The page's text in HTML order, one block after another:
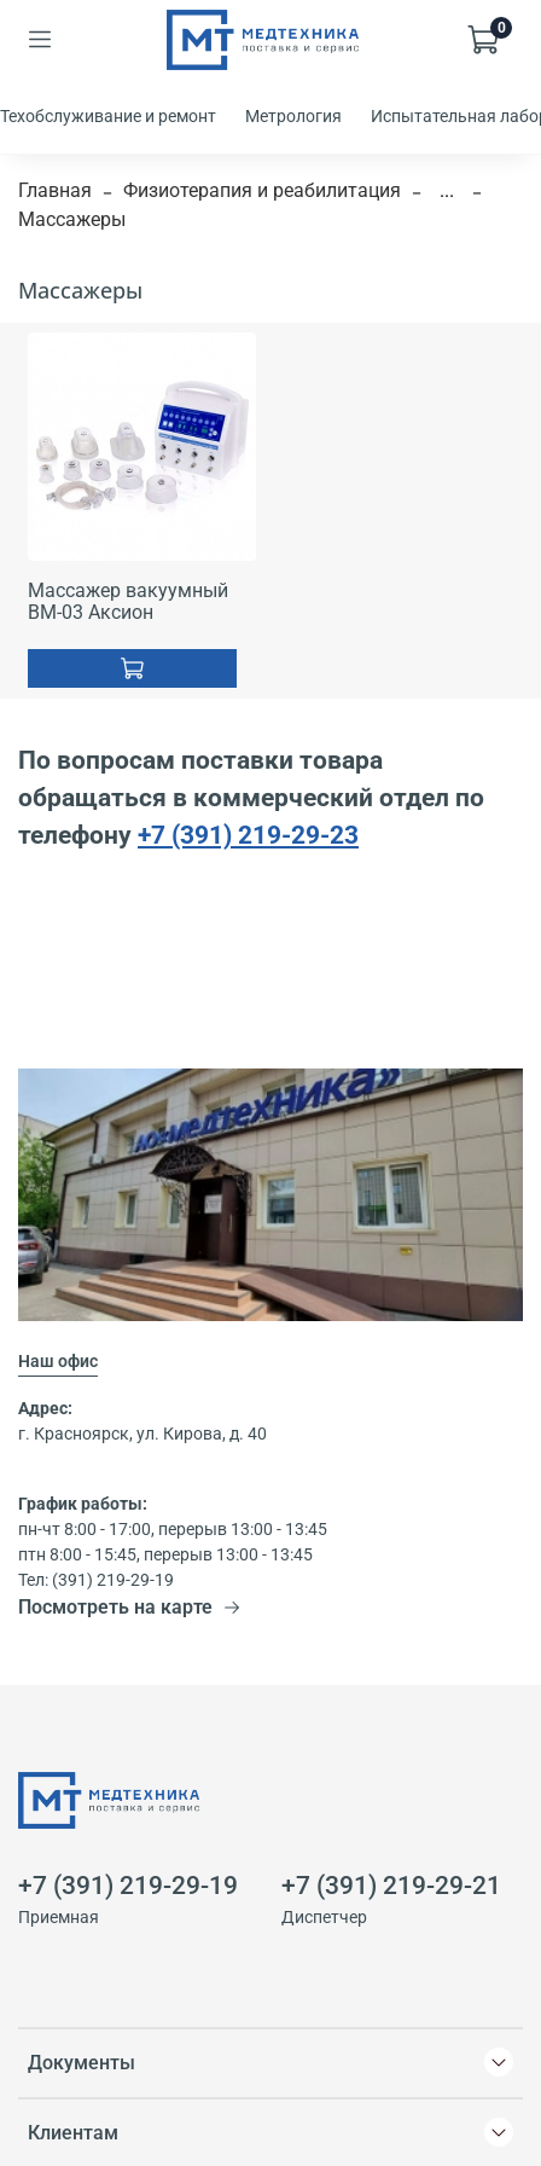
0
Техобслуживание и ремонт Метрология Испытательная
Главная Физиотерапия и реабилитация
...
Массажеры
Массажеры
Массажер вакуумный
ВМ-03 Аксион
По вопросам поставки товара
обращаться в коммерческий отдел по
телефону +7 (391) 219-29-23
Наш офис
Адрес:
г. Красноярск, ул. Кирова, д. 40
График работы:
пн-чт 8:00 - 17:00, перерыв 13:00 - 13:45
птн 8:00 - 15:45, перерыв 13:00 - 13:45
Тел: (391) 219-29-19
Посмотреть на карте
Документы
Клиентам
+7 (391) 219-29-19
Приемная
+7 (391) 219-29-21
Диспетчер